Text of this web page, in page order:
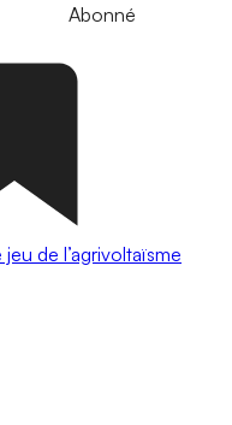
Abonné
de l’agrivoltaïsme